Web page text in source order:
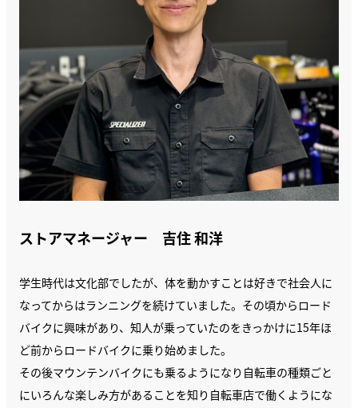
ストアマネージャー 吉住 和洋
学生時代は文化部でしたが、体を動かすことは好きで社会人に
なってからはランニングを続けていました。その頃からロード
バイクに興味があり、知人が乗っていたのをきっかけに15年ほ
ど前からロードバイクに乗り始めました。
その後マウンテンバイクにも乗るようになり自転車の種類ごと
にいろんな楽しみ方があることを知り自転車店で働くようにな